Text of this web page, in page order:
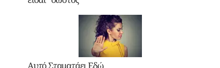
Αυτό Σταματάει Εδώ